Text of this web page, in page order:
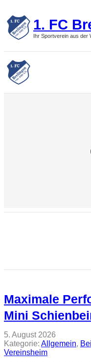
Inhalt
springen 1. FC
Ihr Sportverein aus der
Maximale
Mini
5. August 2026
Kategorie: Allgemein,
Vereinsheim